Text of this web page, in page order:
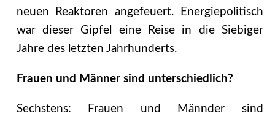
neuen Reaktoren angefeuert. Energiepolitisch
war dieser Gipfel eine Reise in die Siebiger
Jahre des letzten Jahrhunderts.
Frauen und Männer sind unterschiedlich?
Sechstens: Frauen und Männder sind